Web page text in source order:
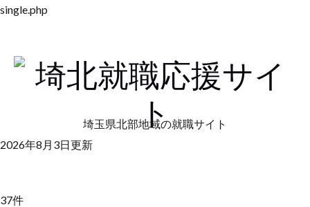
single.php
埼玉県北部地域の就職サイト
2026年8月3日更新
37件